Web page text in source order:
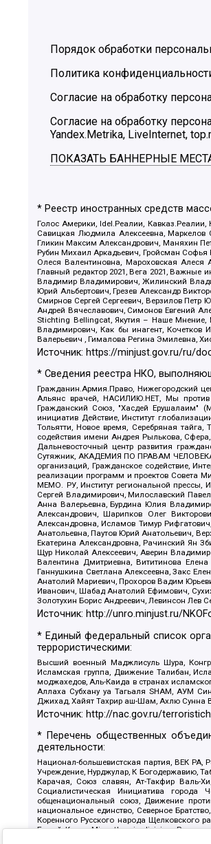
Порядок обработки
Политика
Согласие на обработку
Согласие на обработку
Yandex.Metrika, LiveInternet,
ПОКАЗАТЬ БАННЕРНЫЕ
* Реестр иностранных средств
Голос Америки, Idel.Реалии,
Савицкая Людмила Алексеевна, Маркелов
Гликин Максим Александрович, Маняхин
Рубин Михаил Аркадьевич, Гройсман Софья
Олеся Валентиновна, Мароховская
Главный редактор 2021, Вега 2021,
Владимир Владимирович, Жилинский
Юрий Альбертович, Грезев Александр
Смирнов Сергей Сергеевич, Верзилов
Андрей Вячеславович, Симонов Евгений
Stichting Bellingcat, Якутия – Наше Мнение,
Владимирович, Как бы инагент, Кочетков
Валерьевич , Гималова Регина Эмилевна,
Источник: https://minjust.gov.ru/ru/
* Сведения реестра НКО,
Гражданин.Армия.Право, Нижегородский
Альянс врачей, НАСИЛИЮ.НЕТ, Мы против
Гражданский Союз, "Хасдей Ерушалаим"
инициатив Действие, Институт
Тольятти, Новое время, Серебряная
содействия имени Андрея Рылькова,
Дальневосточный центр развития
Сутяжник, АКАДЕМИЯ ПО ПРАВАМ ЧЕЛОВЕКА,
организаций, Гражданское содействие,
реализации программ и проектов Совета
МЕМО. РУ, Институт региональной прессы,
Сергей Владимирович, Милославский
Анна Валерьевна, Бурдина Юлия
Александрович, Шарипков Олег
Александровна, Исламов Тимур
Анатольевна, Паутов Юрий Анатольевич,
Екатерина Александровна, Рачинский Ян
Щур Николай Алексеевич, Аверин
Валентина Дмитриевна, Вититинова
Ганнушкина Светлана Алексеевна, Закс
Анатолий Мариевич, Прохоров Вадим
Иванович, Шабад Анатолий Ефимович,
Золотухин Борис Андреевич, Левинсон Лев
Источник:http://unro.minjust.ru/
* Единый федеральный список
террористическими:
Высший военный Маджлисуль Шура,
Исламская группа, Движение Талибан,
моджахедов, Аль-Каида в странах
Аллаха Субхану уа Тагьаля SHAM, АУМ
Джихад, Хайят Тахрир аш-Шам, Ахлю Сунна
Источник: http://nac.gov.ru/
* Перечень общественных
деятельности:
Национал-большевистская партия, ВЕК
Учреждение, Нурджулар, К Богодержавию,
Карачая, Союз славян, Ат-Такфир Валь-
Социалистическая Инициатива города
общенациональный союз, Движение
национальное единство, Северное
Коренного Русского народа Щелковского
Белый Крест, Misanthropic division,